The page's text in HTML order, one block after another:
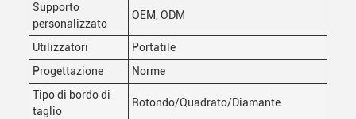
Supporto
personalizzato
OEM, ODM
Utilizzatori
Portatile
Progettazione
Norme
Tipo di bordo di
taglio
Rotondo/Quadrato/Diamante